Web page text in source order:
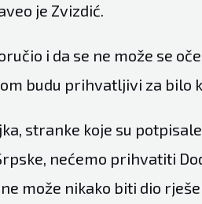
je Zvizdić.
i da se ne može se
budu prihvatljivi za bilo
stranke koje su
nećemo prihvatiti
može nikako biti dio